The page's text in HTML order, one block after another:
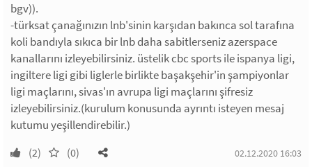
bgv)).
-türksat çanağınızın lnb'sinin karşıdan bakınca sol tarafına
koli bandıyla sıkıca bir lnb daha sabitlerseniz azerspace
kanallarını izleyebilirsiniz. üstelik cbc sports ile ispanya ligi,
ingiltere ligi gibi liglerle birlikte başakşehir'in şampiyonlar
ligi maçlarını, sivas'ın avrupa ligi maçlarını şifresiz
izleyebilirsiniz.(kurulum konusunda ayrıntı isteyen mesaj
kutumu yeşillendirebilir.)
(2) (0) 02.12.2020 16:03